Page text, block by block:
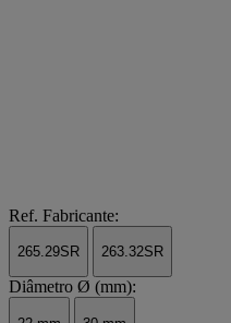
Ref. Fabricante:
265.29SR 263.32SR
Diâmetro Ø (mm):